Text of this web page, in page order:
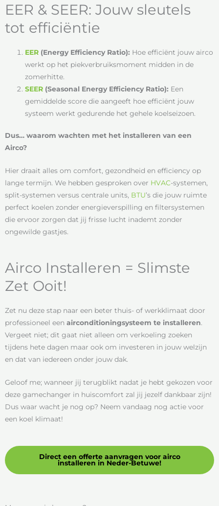
EER & SEER: Jouw sleutels
tot efficiëntie
EER (Energy Efficiency Ratio): Hoe efficiënt jouw airco
werkt op het piekverbruiksmoment midden in de
zomerhitte.
SEER (Seasonal Energy Efficiency Ratio): Een
gemiddelde score die aangeeft hoe efficiënt jouw
systeem werkt gedurende het gehele koelseizoen.
Dus… waarom wachten met het installeren van een
Airco?
Hier draait alles om comfort, gezondheid en efficiency op
lange termijn. We hebben gesproken over HVAC-systemen,
split-systemen versus centrale units, BTU’s die jouw ruimte
perfect koelen zonder energieverspilling en filtersystemen
die ervoor zorgen dat jij frisse lucht inademt zonder
ongewilde gastjes.
Airco Installeren = Slimste
Zet Ooit!
Zet nu deze stap naar een beter thuis- of werkklimaat door
professioneel een airconditioningsysteem te installeren.
Vergeet niet; dit gaat niet alleen om verkoeling zoeken
tijdens hete dagen maar ook om investeren in jouw welzijn
en dat van iedereen onder jouw dak.
Geloof me; wanneer jij terugblikt nadat je hebt gekozen voor
deze gamechanger in huiscomfort zal jij jezelf dankbaar zijn!
Dus waar wacht je nog op? Neem vandaag nog actie voor
een koel klimaat!
Direct een offerte aanvragen voor airco
installeren in Neder-Betuwe!